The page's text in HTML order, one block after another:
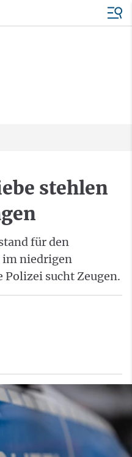
stehlen
für den
im niedrigen
sucht Zeugen.